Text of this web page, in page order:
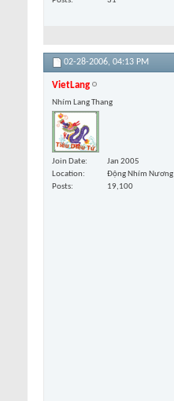
02-28-2006, 04:13 PM
VietLang
Nhím Lang Thang
Join Date
Jan 2005
Location
Động Nhím Nương
Posts
19,100